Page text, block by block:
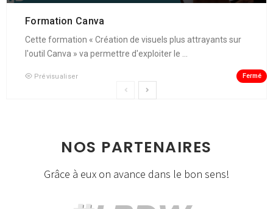
Formation Canva
Cette formation « Création de visuels plus attrayants sur
l'outil Canva » va permettre d'exploiter le ...
Prévisualiser Fermé
NOS PARTENAIRES
Grâce à eux on avance dans le bon sens!